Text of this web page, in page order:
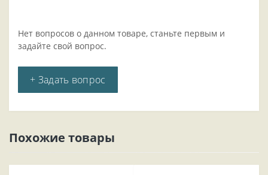
Нет вопросов о данном товаре, станьте первым и
задайте свой вопрос.
+ Задать вопрос
Похожие товары